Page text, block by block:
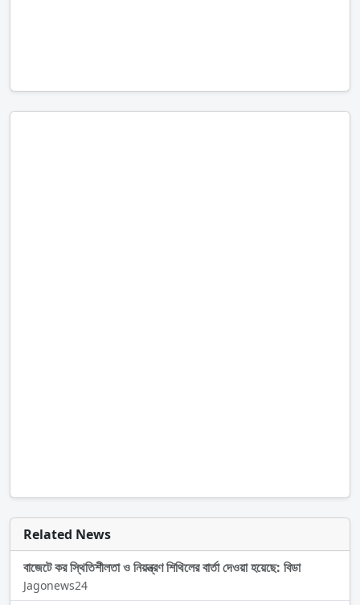
Related News
বাজেটে কর স্থিতিশীলতা ও নিয়ন্ত্রণ শিথিলের বার্তা দেওয়া হয়েছে: বিডা
Jagonews24